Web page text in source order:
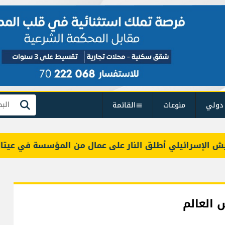
منوعات القائمة بحث
أطلق النار على عمال من المؤسسة في عيتا